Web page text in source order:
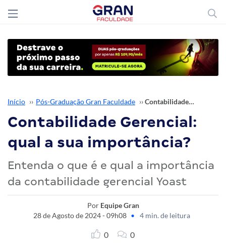
Início ›› Pós-Graduação Gran Faculdade ›› Contabilidade Gerencial: qual a sua importância?
Contabilidade Gerencial:
qual a sua importância?
Entenda o que é e qual a importância
da contabilidade gerencial Yoast
Por Equipe Gran
28 de Agosto de 2024 - 09h08 • 4 min. de leitura
0 0